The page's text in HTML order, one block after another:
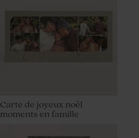
Carte de joyeux noël
moments en famille